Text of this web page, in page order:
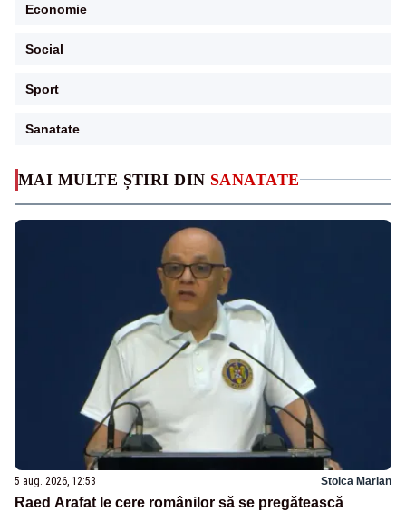
MAI MULTE ȘTIRI DIN SANATATE
5 aug. 2026, 12:53 Stoica Marian
Raed Arafat le cere românilor să se pregătească
Economie
Social
Sport
Sanatate